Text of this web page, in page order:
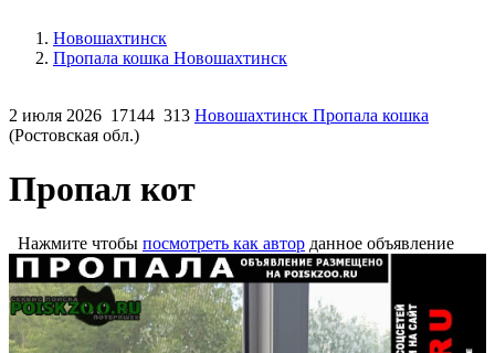
Новошахтинск
Пропала кошка Новошахтинск
2 июля 2026 17144 313 Новошахтинск Пропала кошка
(Ростовская обл.)
Пропал кот
Нажмите чтобы посмотреть как автор данное объявление